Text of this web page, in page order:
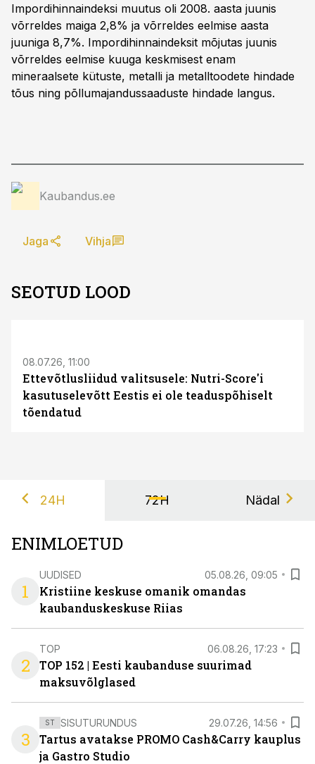
Impordihinnaindeksi muutus oli 2008. aasta juunis
võrreldes maiga 2,8% ja võrreldes eelmise aasta
juuniga 8,7%. Impordihinnaindeksit mõjutas juunis
võrreldes eelmise kuuga keskmisest enam
mineraalsete kütuste, metalli ja metalltoodete hindade
tõus ning põllumajandussaaduste hindade langus.
Kaubandus.ee
Jaga Vihja
SEOTUD LOOD
08.07.26, 11:00
Ettevõtlusliidud valitsusele: Nutri-Score'i
kasutuselevõtt Eestis ei ole teaduspõhiselt
tõendatud
24H 72H Nädal
ENIMLOETUD
1
UUDISED 05.08.26, 09:05
Kristiine keskuse omanik omandas
kaubanduskeskuse Riias
2
TOP 06.08.26, 17:23
TOP 152 | Eesti kaubanduse suurimad
maksuvõlglased
3
ST SISUTURUNDUS 29.07.26, 14:56
Tartus avatakse PROMO Cash&Carry kauplus
ja Gastro Studio